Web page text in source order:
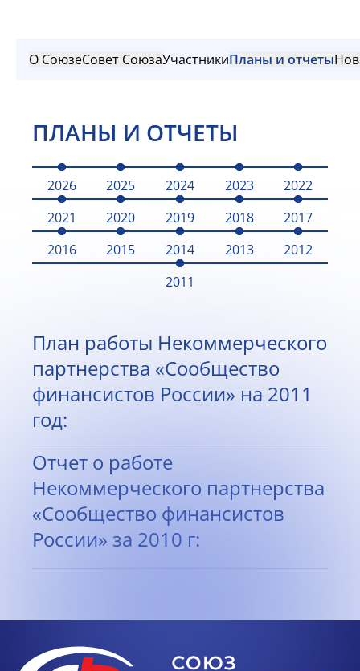
О СоюзеСовет СоюзаУчастникиПланы и отчеты
ПЛАНЫ И ОТЧЕТЫ
2026 2025 2024 2023
2022
2021
2020 2019 2018
2017
2016
2015 2014 2013
2012
2011
План работы Некоммерческого
партнерства «Сообщество
финансистов России» на 2011
год:
Отчет о работе
Некоммерческого партнерства
«Сообщество финансистов
России» за 2010 г: